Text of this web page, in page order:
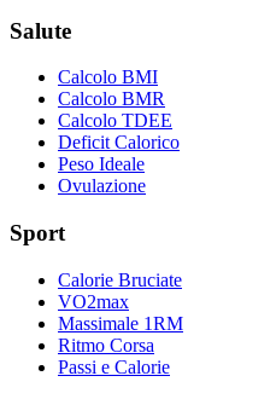
Salute
Calcolo BMI
Calcolo BMR
Calcolo TDEE
Deficit Calorico
Peso Ideale
Ovulazione
Sport
Calorie Bruciate
VO2max
Massimale 1RM
Ritmo Corsa
Passi e Calorie